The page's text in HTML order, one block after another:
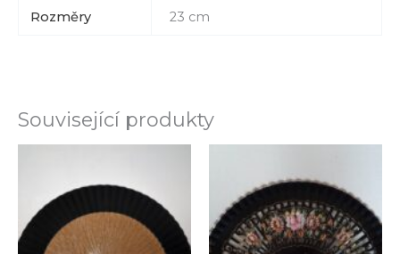
Rozměry 23 cm
Související produkty